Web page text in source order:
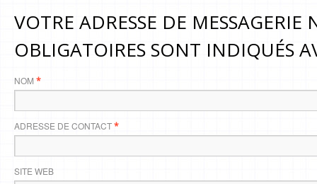
VOTRE ADRESSE DE MESSAGERIE
OBLIGATOIRES SONT INDIQUÉS
NOM *
ADRESSE DE CONTACT*
SITE WEB